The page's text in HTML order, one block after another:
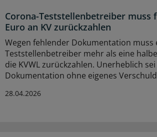
Corona-Teststellenbetreiber muss
Euro an KV zurückzahlen
Wegen fehlender Dokumentation muss
Teststellenbetreiber mehr als eine
die KVWL zurückzahlen. Unerheblich
Dokumentation ohne eigenes
28.04.2026